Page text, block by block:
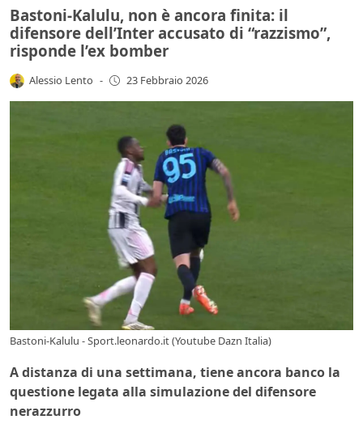
Bastoni-Kalulu, non è ancora finita: il
difensore dell’Inter accusato di “razzismo”,
risponde l’ex bomber
Alessio Lento - 23 Febbraio 2026
Bastoni-Kalulu - Sport.leonardo.it (Youtube Dazn Italia)
A distanza di una settimana, tiene ancora banco la
questione legata alla simulazione del difensore
nerazzurro